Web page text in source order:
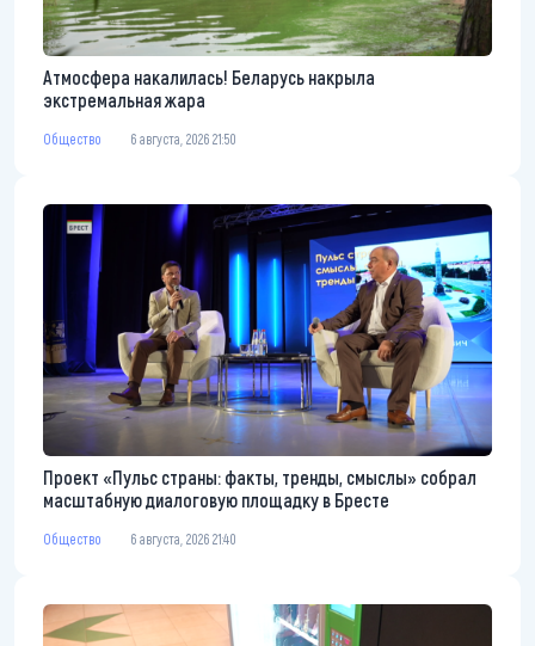
Атмосфера накалилась! Беларусь накрыла
экстремальная жара
Общество 6 августа, 2026 21:50
Проект «Пульс страны: факты, тренды, смыслы» собрал
масштабную диалоговую площадку в Бресте
Общество 6 августа, 2026 21:40